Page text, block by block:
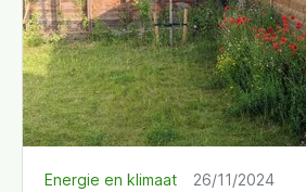
Energie en klimaat 26/11/2024